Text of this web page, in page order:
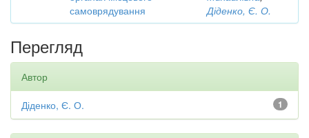
самоврядування
Діденко, Є. О.
Перегляд
Автор
1
Діденко, Є. О.